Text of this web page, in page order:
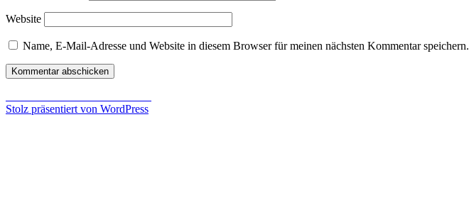
Website
Name, E-Mail-Adresse und Website in diesem Browser für meinen nächsten Kommentar speichern.
Beitragsnavigation
Stolz präsentiert von WordPress